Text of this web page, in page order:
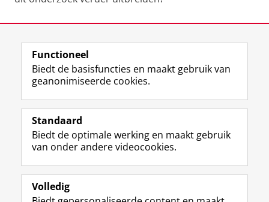
View this page in:English
Volg de RUG
F
a
e
b
o
p
L
i
k
e
I
-
R
S
-
f
e
R
I
n
t
r
m
Y
o
T
e
k
Studiekiezers
Alumni
Functioneel
Biedt de basisfuncties en maakt gebruik van
geanonimiseerde cookies.
Standaard
Biedt de optimale werking en maakt gebruik
van onder andere videocookies.
Volledig